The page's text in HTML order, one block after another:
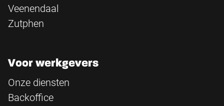
Veenendaal
Zutphen
Voor werkgevers
Onze diensten
Backoffice